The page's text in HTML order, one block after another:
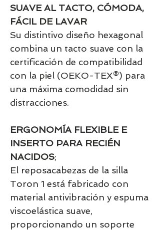
SUAVE AL TACTO, CÓMODA,
FÁCIL DE LAVAR
Su distintivo diseño hexagonal
combina un tacto suave con la
certificación de compatibilidad
con la piel (OEKO-TEX®) para
una máxima comodidad sin
distracciones.
ERGONOMÍA FLEXIBLE E
INSERTO PARA RECIÉN
NACIDOS;
El reposacabezas de la silla
Toron 1 está fabricado con
material antivibración y espuma
viscoelástica suave,
proporcionando un soporte